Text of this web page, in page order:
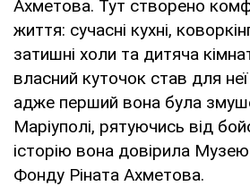
Ахметова. Тут створено
життя: сучасні кухні,
затишні холи та дитяча
власний куточок став для
адже перший вона була
Маріуполі, рятуючись від
історію вона довірила
Фонду Ріната Ахметова.